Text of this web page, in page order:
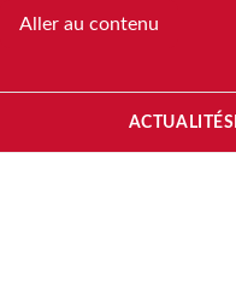
Aller au contenu
ACTUALITÉS